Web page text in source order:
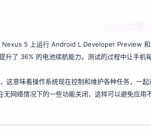
Nexus 5 上运行 Android L Developer Preview
了 36% 的电池续航能力。测试的过程中让手机
意味着操作系统现在控制和维护各种任务，一起
网络情况下的一些功能关闭，这样可以避免应用